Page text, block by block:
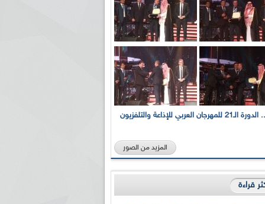
بالصور... الدورة الـ21 للمهرجان العربي للإذاعة والتلفزيون
المزيد من الصور
قراءة